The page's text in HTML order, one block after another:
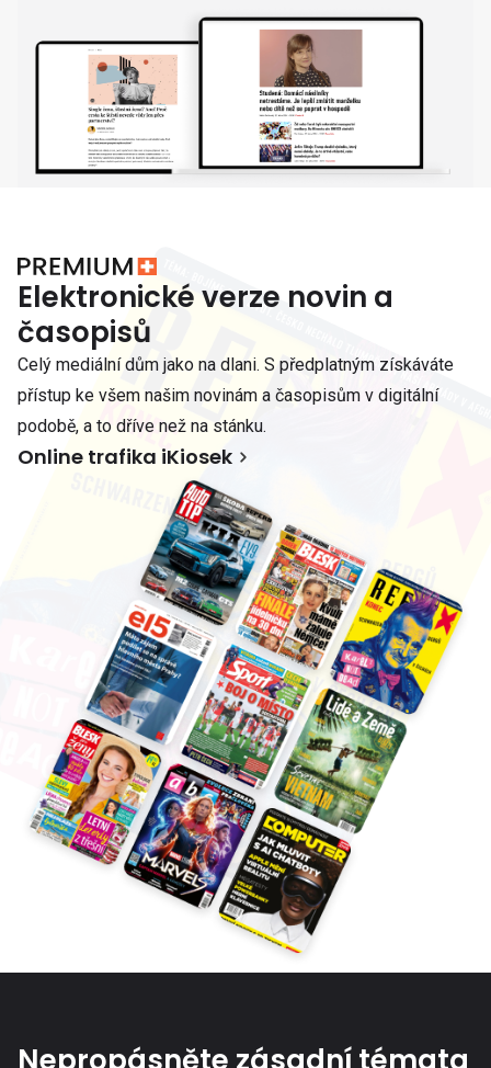
Elektronické verze novin a
časopisů
Celý mediální dům jako na dlani. S předplatným získáváte
přístup ke všem našim novinám a časopisům v digitální
podobě, a to dříve než na stánku.
Online trafika iKiosek